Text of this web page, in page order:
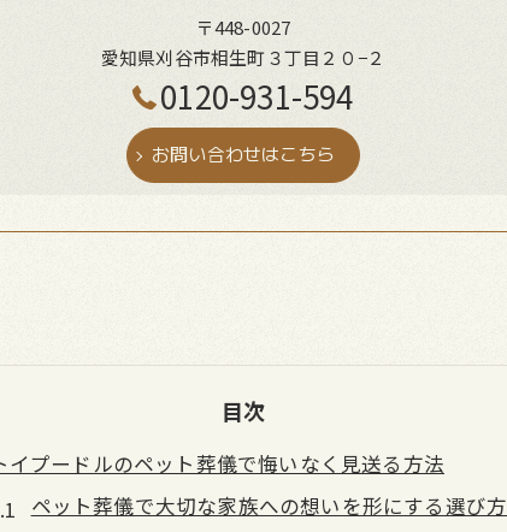
〒448-0027
愛知県刈谷市相生町３丁目２０−２
0120-931-594
お問い合わせはこちら
目次
イプードルのペット葬儀で悔いなく見送る方法
ペット葬儀で大切な家族への想いを形にする選び方